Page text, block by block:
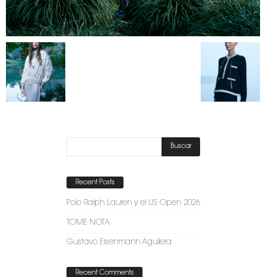
Recent Posts
Polo Ralph Lauren y el US Open 2026
TOME NOTA
Gustavo Eisenmann Aguilera
Recent Comments